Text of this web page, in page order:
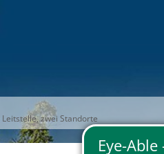
zwei Standorte